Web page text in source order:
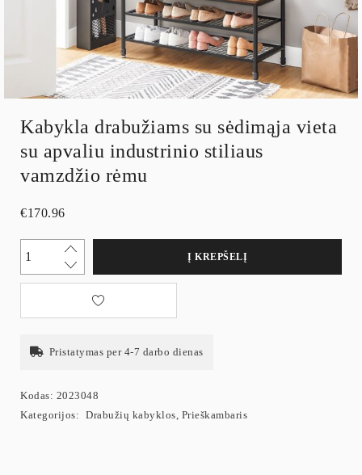
Kabykla drabužiams su sėdimąja vieta
su apvaliu industrinio stiliaus
vamzdžio rėmu
€170.96
Į KREPŠELĮ
Pristatymas per 4-7 darbo dienas
Kodas: 2023048
Kategorijos: Drabužių kabyklos, Prieškambaris